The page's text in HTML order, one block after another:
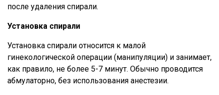
после удаления спирали.
Установка спирали
Установка спирали относится к малой
гинекологической операции (манипуляции) и занимает,
как правило, не более 5-7 минут. Обычно проводится
абмулаторно, без использования анестезии.